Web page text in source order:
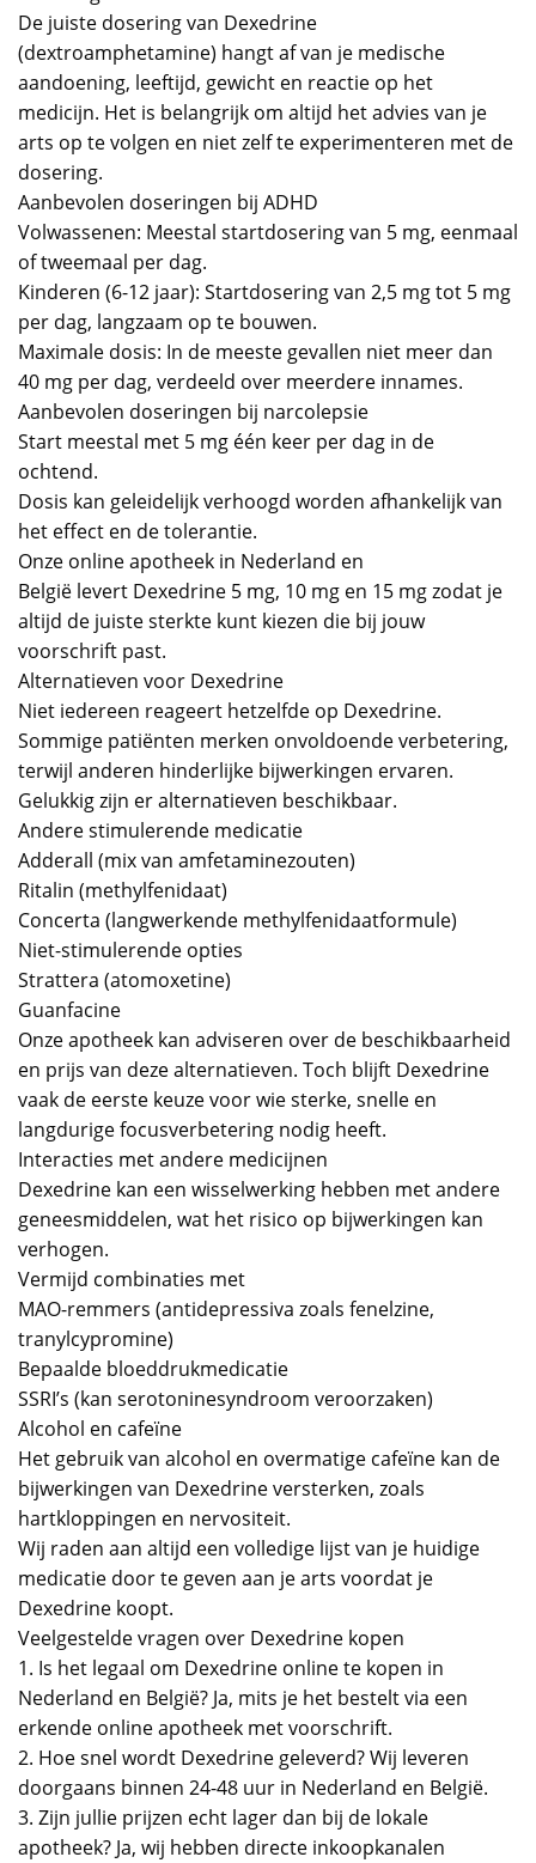
De juiste dosering van Dexedrine
(dextroamphetamine) hangt af van je medische
aandoening, leeftijd, gewicht en reactie op het
medicijn. Het is belangrijk om altijd het advies van je
arts op te volgen en niet zelf te experimenteren met de
dosering.
Aanbevolen doseringen bij ADHD
Volwassenen: Meestal startdosering van 5 mg, eenmaal
of tweemaal per dag.
Kinderen (6-12 jaar): Startdosering van 2,5 mg tot 5 mg
per dag, langzaam op te bouwen.
Maximale dosis: In de meeste gevallen niet meer dan
40 mg per dag, verdeeld over meerdere innames.
Aanbevolen doseringen bij narcolepsie
Start meestal met 5 mg één keer per dag in de
ochtend.
Dosis kan geleidelijk verhoogd worden afhankelijk van
het effect en de tolerantie.
Onze online apotheek in Nederland en
België levert Dexedrine 5 mg, 10 mg en 15 mg zodat je
altijd de juiste sterkte kunt kiezen die bij jouw
voorschrift past.
Alternatieven voor Dexedrine
Niet iedereen reageert hetzelfde op Dexedrine.
Sommige patiënten merken onvoldoende verbetering,
terwijl anderen hinderlijke bijwerkingen ervaren.
Gelukkig zijn er alternatieven beschikbaar.
Andere stimulerende medicatie
Adderall (mix van amfetaminezouten)
Ritalin (methylfenidaat)
Concerta (langwerkende methylfenidaatformule)
Niet-stimulerende opties
Strattera (atomoxetine)
Guanfacine
Onze apotheek kan adviseren over de beschikbaarheid
en prijs van deze alternatieven. Toch blijft Dexedrine
vaak de eerste keuze voor wie sterke, snelle en
langdurige focusverbetering nodig heeft.
Interacties met andere medicijnen
Dexedrine kan een wisselwerking hebben met andere
geneesmiddelen, wat het risico op bijwerkingen kan
verhogen.
Vermijd combinaties met
MAO-remmers (antidepressiva zoals fenelzine,
tranylcypromine)
Bepaalde bloeddrukmedicatie
SSRI’s (kan serotoninesyndroom veroorzaken)
Alcohol en cafeïne
Het gebruik van alcohol en overmatige cafeïne kan de
bijwerkingen van Dexedrine versterken, zoals
hartkloppingen en nervositeit.
Wij raden aan altijd een volledige lijst van je huidige
medicatie door te geven aan je arts voordat je
Dexedrine koopt.
Veelgestelde vragen over Dexedrine kopen
1. Is het legaal om Dexedrine online te kopen in
Nederland en België? Ja, mits je het bestelt via een
erkende online apotheek met voorschrift.
2. Hoe snel wordt Dexedrine geleverd? Wij leveren
doorgaans binnen 24-48 uur in Nederland en België.
3. Zijn jullie prijzen echt lager dan bij de lokale
apotheek? Ja, wij hebben directe inkoopkanalen